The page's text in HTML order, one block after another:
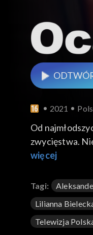
2021
Od
zwycięstwa.
pokonać
więcej
Tagi:
Lilianna
Telewizja